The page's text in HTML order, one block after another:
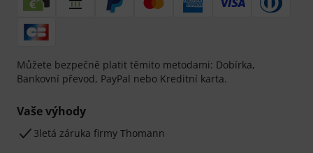
Můžete bezpečně platit těmito metodami: Dobírka,
Bankovní převod, PayPal nebo Kreditní karta.
Vaše výhody
3letá záruka firmy Thomann